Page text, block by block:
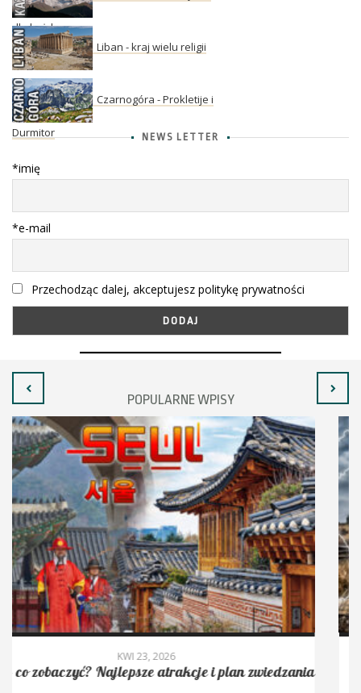
dla każdego
Liban - kraj wielu religii
Czarnogóra - Prokletije i
Durmitor NEWS LETTER
*imię
*e-mail
Przechodząc dalej, akceptujesz politykę prywatności
POPULARNE WPISY
zwiedzania
Granica między Koreą Południową i